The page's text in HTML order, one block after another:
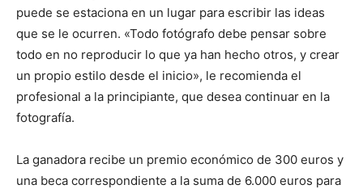
puede se estaciona en un lugar para escribir las ideas
que se le ocurren. «Todo fotógrafo debe pensar sobre
todo en no reproducir lo que ya han hecho otros, y crear
un propio estilo desde el inicio», le recomienda el
profesional a la principiante, que desea continuar en la
fotografía.
La ganadora recibe un premio económico de 300 euros y
una beca correspondiente a la suma de 6.000 euros para